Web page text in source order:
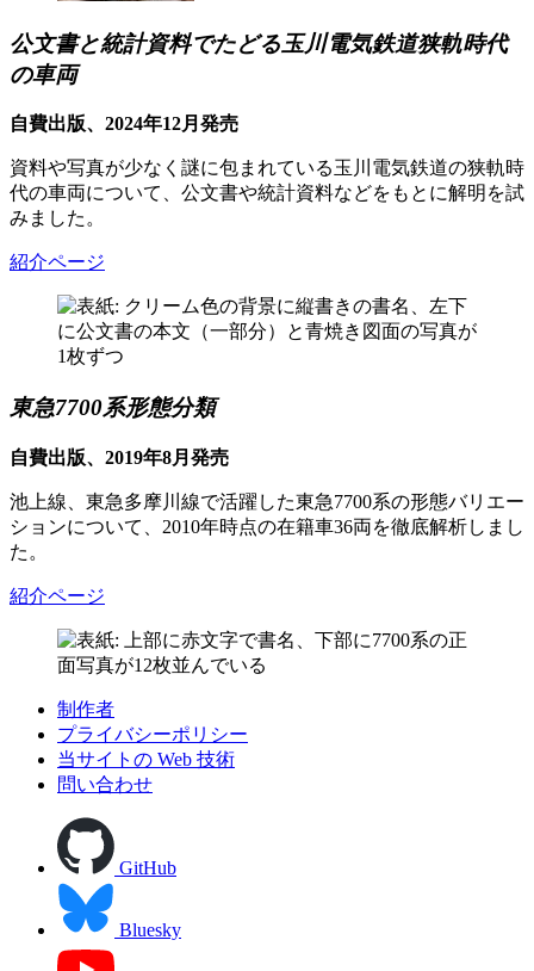
公文書と統計資料でたどる玉川電気鉄道狭軌時代
の車両
自費出版、2024年12月発売
資料や写真が少なく謎に包まれている玉川電気鉄道の狭軌時
代の車両について、公文書や統計資料などをもとに解明を試
みました。
紹介ページ
東急7700系形態分類
自費出版、2019年8月発売
池上線、東急多摩川線で活躍した東急7700系の形態バリエー
ションについて、2010年時点の在籍車36両を徹底解析しまし
た。
紹介ページ
制作者
プライバシーポリシー
当サイトの Web 技術
問い合わせ
GitHub
Bluesky